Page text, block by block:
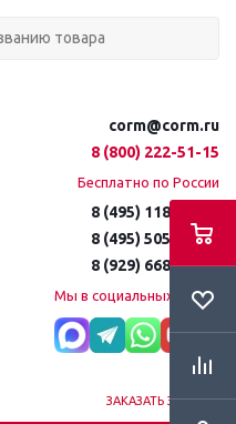
corm@corm.ru
8 (800) 222-51-15
Бесплатно по России
8 (495) 118-61-16
8 (495) 505-51-15
8 (929) 668-95-35
Мы в социальных сетях:
ЗАКАЗАТЬ ЗВОНОК